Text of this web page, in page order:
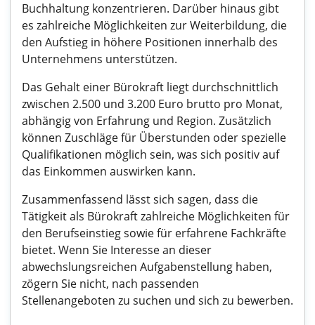
Buchhaltung konzentrieren. Darüber hinaus gibt
es zahlreiche Möglichkeiten zur Weiterbildung, die
den Aufstieg in höhere Positionen innerhalb des
Unternehmens unterstützen.
Das Gehalt einer Bürokraft liegt durchschnittlich
zwischen 2.500 und 3.200 Euro brutto pro Monat,
abhängig von Erfahrung und Region. Zusätzlich
können Zuschläge für Überstunden oder spezielle
Qualifikationen möglich sein, was sich positiv auf
das Einkommen auswirken kann.
Zusammenfassend lässt sich sagen, dass die
Tätigkeit als Bürokraft zahlreiche Möglichkeiten für
den Berufseinstieg sowie für erfahrene Fachkräfte
bietet. Wenn Sie Interesse an dieser
abwechslungsreichen Aufgabenstellung haben,
zögern Sie nicht, nach passenden
Stellenangeboten zu suchen und sich zu bewerben.